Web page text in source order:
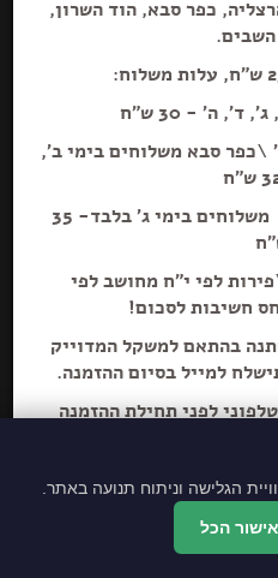
הוספה+
כפר סבא, הוד השרון,
ד', ה' - 30 ש"ח
\כפר סבא משלוחים בימי ב',
הוד השרון\רמות השבים- משלוחים בימי ג' בלבד- 35
לפי י"ח מחושב לפי
חשיבות לסכום!
בהתאם למשקל המדוייק
למייל בסיום ההזמנה.
לפני תחילת ההזמנה
לסחורה הכי
מלאה לנכים.
הגלישה וניתוח תנועה באתר.
אישור הכל